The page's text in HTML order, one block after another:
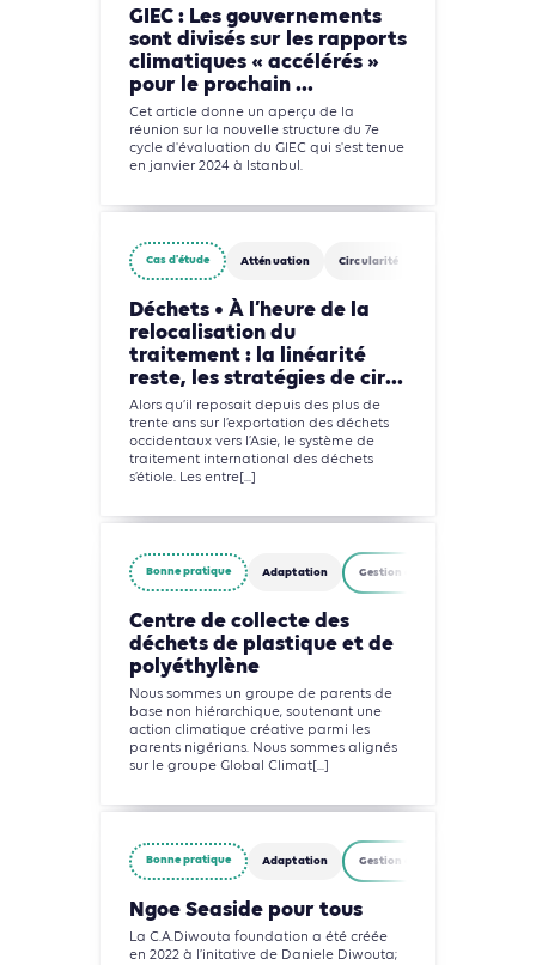
GIEC : Les gouvernements
sont divisés sur les rapports
climatiques « accélérés »
pour le prochain ...
Cet article donne un aperçu de la
réunion sur la nouvelle structure du 7e
cycle d'évaluation du GIEC qui s'est tenue
en janvier 2024 à Istanbul.
Cas d'étude Atténuation Circularité
Déchets • À l’heure de la
relocalisation du
traitement : la linéarité
reste, les stratégies de cir...
Alors qu’il reposait depuis des plus de
trente ans sur l’exportation des déchets
occidentaux vers l’Asie, le système de
traitement international des déchets
s’étiole. Les entre[...]
Bonne pratique Adaptation Gestion des déchets
Centre de collecte des
déchets de plastique et de
polyéthylène
Nous sommes un groupe de parents de
base non hiérarchique, soutenant une
action climatique créative parmi les
parents nigérians. Nous sommes alignés
sur le groupe Global Climat[...]
Bonne pratique Adaptation Gestion des déchets
Ngoe Seaside pour tous
La C.A.Diwouta foundation a été créée
en 2022 à l’initative de Daniele Diwouta;